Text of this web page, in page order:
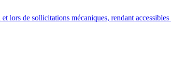
lors de sollicitations mécaniques, rendant